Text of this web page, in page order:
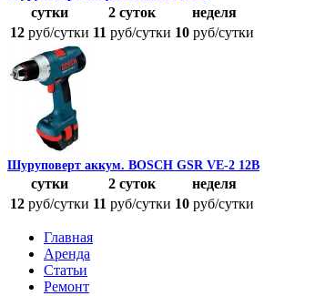
сутки 2 суток
неделя
12 руб/cутки 11 руб/cутки 10 руб/cутки
Шуруповерт аккум. BOSCH GSR VE-2 12В
сутки 2 суток
неделя
12 руб/cутки 11 руб/cутки 10 руб/cутки
Главная
Аренда
Статьи
Ремонт